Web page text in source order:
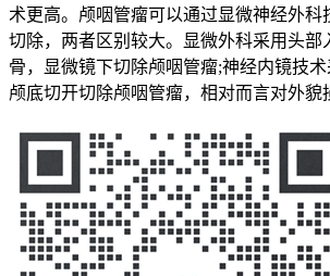
术更高。颅咽管瘤可以通过显微神经外科
切除，两者区别较大。显微外科采用头部
骨，显微镜下切除颅咽管瘤;神经内镜技
颅底切开切除颅咽管瘤，相对而言对外貌